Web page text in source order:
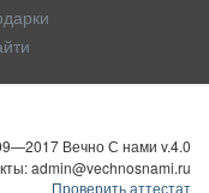
Вечно С нами v.4.0
admin@vechnosnami.ru
Проверить аттестат